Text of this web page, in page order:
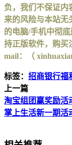
负，我们不保证内
来的风险与本站无
的电脑/手机中彻
持正版软件，购买
mail：（
标签： 招商银行福
上一篇
淘宝组团赢奖励活
掌上生活新一期活